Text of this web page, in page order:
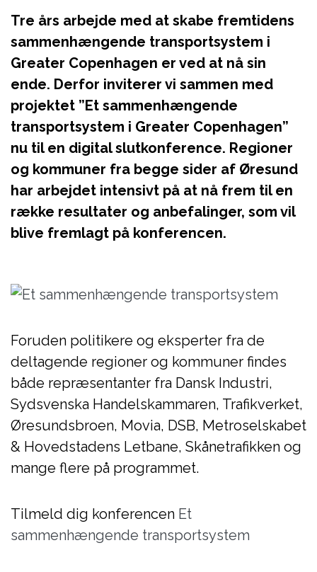
Tre års arbejde med at skabe fremtidens
sammenhængende transportsystem i
Greater Copenhagen er ved at nå sin
ende. Derfor inviterer vi sammen med
projektet ”Et sammenhængende
transportsystem i Greater Copenhagen”
nu til en digital slutkonference. Regioner
og kommuner fra begge sider af Øresund
har arbejdet intensivt på at nå frem til en
række resultater og anbefalinger, som vil
blive fremlagt på konferencen.
Foruden politikere og eksperter fra de
deltagende regioner og kommuner findes
både repræsentanter fra Dansk Industri,
Sydsvenska Handelskammaren, Trafikverket,
Øresundsbroen, Movia, DSB, Metroselskabet
& Hovedstadens Letbane, Skånetrafikken og
mange flere på programmet.
Tilmeld dig konferencen Et
sammenhængende transportsystem